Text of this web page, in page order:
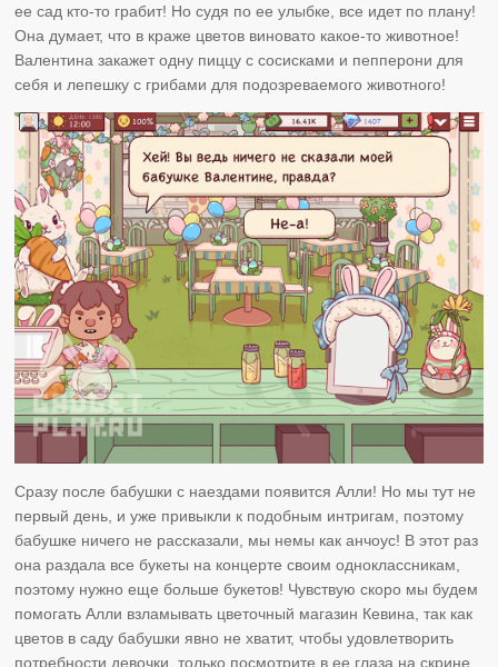
ее сад кто-то грабит! Но судя по ее улыбке, все идет по плану!
Она думает, что в краже цветов виновато какое-то животное!
Валентина закажет одну пиццу с сосисками и пепперони для
себя и лепешку с грибами для подозреваемого животного!
Сразу после бабушки с наездами появится Алли! Но мы тут не
первый день, и уже привыкли к подобным интригам, поэтому
бабушке ничего не рассказали, мы немы как анчоус! В этот раз
она раздала все букеты на концерте своим одноклассникам,
поэтому нужно еще больше букетов! Чувствую скоро мы будем
помогать Алли взламывать цветочный магазин Кевина, так как
цветов в саду бабушки явно не хватит, чтобы удовлетворить
потребности девочки, только посмотрите в ее глаза на скрине